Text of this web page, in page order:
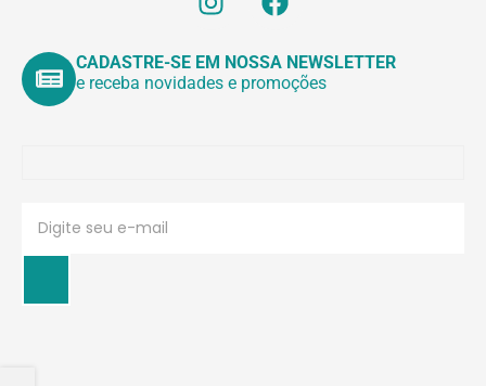
CADASTRE-SE EM NOSSA NEWSLETTER
e receba novidades e promoções